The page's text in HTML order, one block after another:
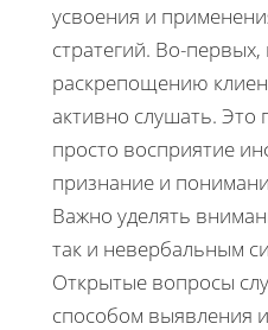
усвоения и
стратегий. Во-
раскрепощению
активно слушать. Это
просто восприятие
признание и
Важно уделять
так и невербальным
Открытые вопросы
способом выявления